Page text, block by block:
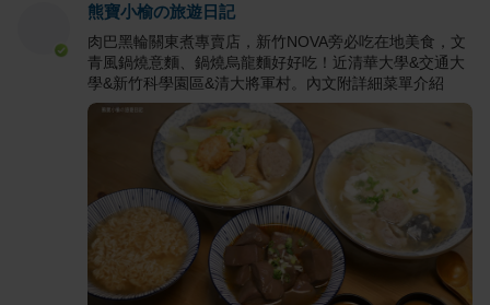
熊寶小榆の旅遊日記
肉巴黑輪關東煮專賣店，新竹NOVA旁必吃在地美食，文
青風鍋燒意麵、鍋燒烏龍麵好好吃！近清華大學&交通大
學&新竹科學園區&清大將軍村。內文附詳細菜單介紹